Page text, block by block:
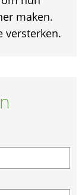
maken.
versterken.